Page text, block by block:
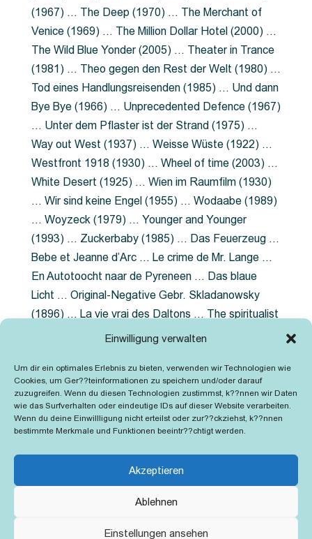
Einwilligung verwalten
Um dir ein optimales Erlebnis zu bieten, verwenden wir Technologien wie
Cookies, um Ger??teinformationen zu speichern und/oder darauf
zuzugreifen. Wenn du diesen Technologien zustimmst, k??nnen wir Daten
wie das Surfverhalten oder eindeutige IDs auf dieser Website verarbeiten.
Wenn du deine Einwillligung nicht erteilst oder zur??ckziehst, k??nnen
bestimmte Merkmale und Funktionen beeintr??chtigt werden.
Akzeptieren
Ablehnen
Einstellungen ansehen
(1967) … The Deep (1970) … The Merchant of
Venice (1969) … The Million Dollar Hotel (2000) …
The Wild Blue Yonder (2005) … Theater in Trance
(1981) … Theo gegen den Rest der Welt (1980) …
Tod eines Handlungsreisenden (1985) … Und dann
Bye Bye (1966) … Unprecedented Defence (1967)
… Unter dem Pflaster ist der Strand (1975) …
Way out West (1937) … Weisse Wüste (1922) …
Westfront 1918 (1930) … Wheel of time (2003) …
White Desert (1925) … Wien im Raumfilm (1930)
… Wir sind keine Engel (1955) … Wodaabe (1989)
… Woyzeck (1979) … Younger and Younger
(1993) … Zuckerbaby (1985) … Das Feuerzeug …
Bebe et Jeanne d’Arc … Le crime de Mr. Lange …
En Autotoocht naar de Pyreneen … Das blaue
Licht … Original-Negative Gebr. Skladanowsky
(1896) … La vie vrai des Daltons … The spiritualist
photographer … Feuer im Fjord … The Song of the
Grubenlampe … Tolstoy … Grün ist die Heide …
Lady Hamilton … Mütter verzaget nicht …
Ruttmann Werbefilme